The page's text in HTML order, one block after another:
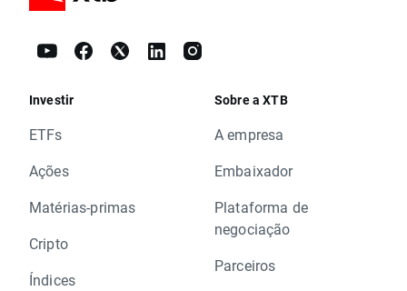
Investir
ETFs
Ações
Matérias-primas
Cripto
Índices
Sobre a XTB
A empresa
Embaixador
Plataforma de
negociação
Parceiros